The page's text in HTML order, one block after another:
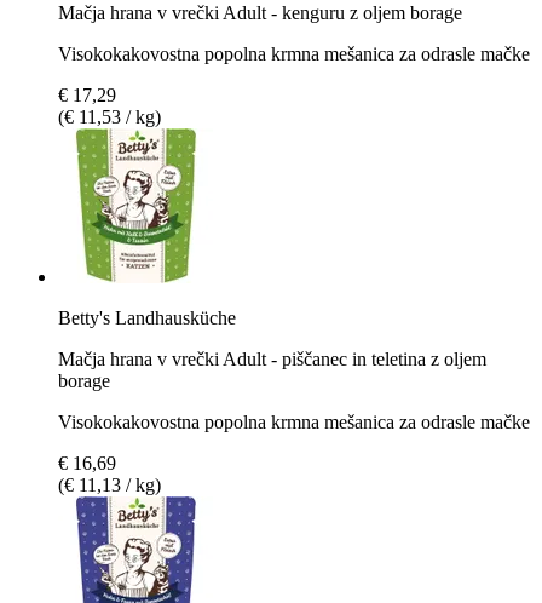
Mačja hrana v vrečki Adult - kenguru z oljem borage
Visokokakovostna popolna krmna mešanica za odrasle mačke
€ 17,29
(€ 11,53 / kg)
Betty's Landhausküche
Mačja hrana v vrečki Adult - piščanec in teletina z oljem
borage
Visokokakovostna popolna krmna mešanica za odrasle mačke
€ 16,69
(€ 11,13 / kg)